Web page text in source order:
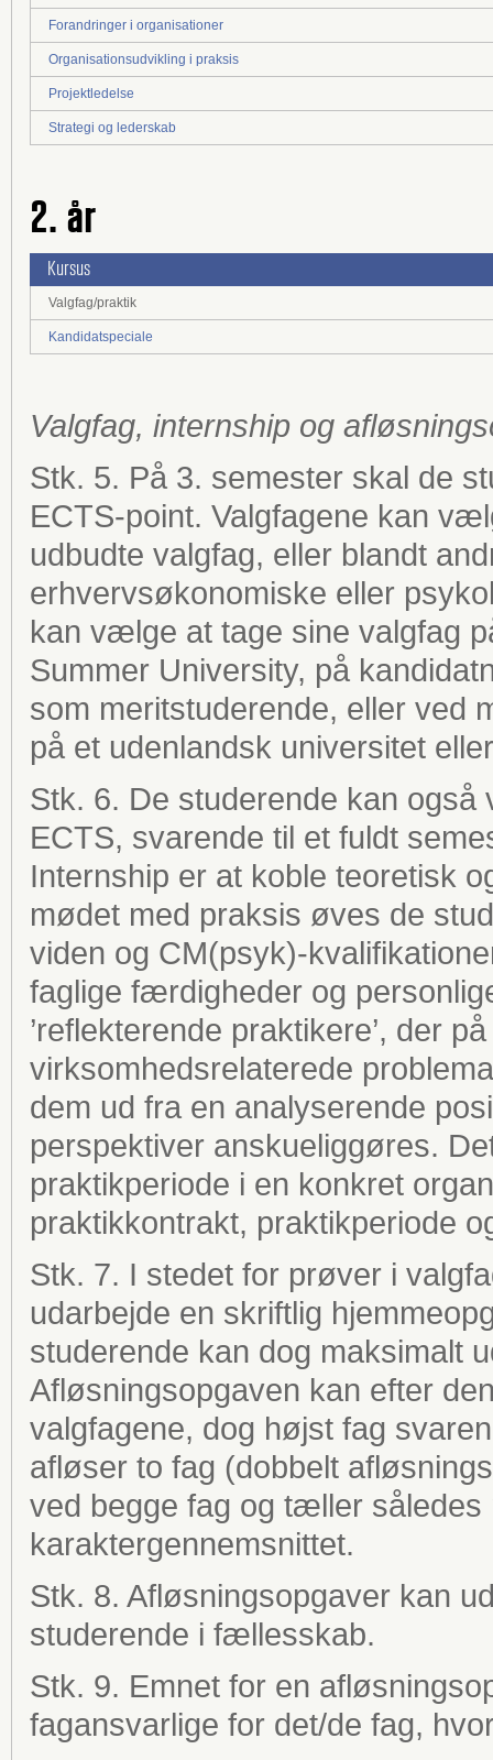
Forandringer i organisationer
Organisationsudvikling i praksis
Projektledelse
Strategi og lederskab
2. år
Kursus
Valgfag/praktik
Kandidatspeciale
Valgfag, internship og
Stk. 5. På 3. semester skal de
ECTS-point. Valgfagene kan
udbudte valgfag, eller blandt
erhvervsøkonomiske eller
kan vælge at tage sine valgfag
Summer University, på
som meritstuderende, eller ved
på et udenlandsk universitet
Stk. 6. De studerende kan
ECTS, svarende til et fuldt
Internship er at koble teoretisk
mødet med praksis øves de
viden og CM(psyk)-
faglige færdigheder og
’reflekterende praktikere’, der
virksomhedsrelaterede
dem ud fra en analyserende
perspektiver anskueliggøres.
praktikperiode i en konkret
praktikkontrakt, praktikperiode
Stk. 7. I stedet for prøver i
udarbejde en skriftlig
studerende kan dog maksimalt
Afløsningsopgaven kan efter
valgfagene, dog højst fag
afløser to fag (dobbelt
ved begge fag og tæller
karaktergennemsnittet.
Stk. 8. Afløsningsopgaver kan
studerende i fællesskab.
Stk. 9. Emnet for en
fagansvarlige for det/de fag,